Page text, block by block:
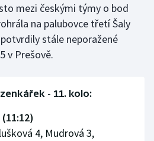
mezi českými týmy o bod
na palubovce třetí Šaly
stále neporažené
v Prešově.
- 11. kolo:
4, Mudrová 3,